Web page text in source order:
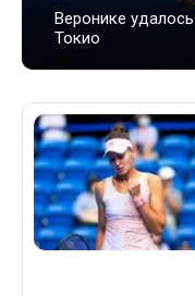
Веронике
Токио